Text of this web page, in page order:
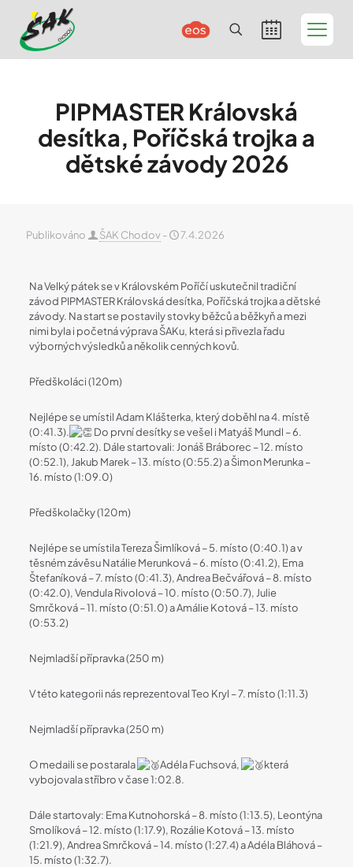
PIPMASTER Královská
desítka, Poříčská trojka a
dětské závody 2026
Publikováno ŠAK Chodov- 7.4.2026
Na Velký pátek se v Královském Poříčí uskutečnil tradiční
závod PIPMASTER Královská desítka, Poříčská trojka a dětské
závody. Na start se postavily stovky běžců a běžkyň a mezi
nimi byla i početná výprava ŠAKu, která si přivezla řadu
výborných výsledků a několik cenných kovů.
Předškoláci (120m)
Nejlépe se umístil Adam Klášterka, který doběhl na 4. místě
(0:41.3).
Do první desítky se vešel i Matyáš Mundl – 6.
místo (0:42.2). Dále startovali: Jonáš Bráborec – 12. místo
(0:52.1), Jakub Marek – 13. místo (0:55.2) a Šimon Merunka –
16. místo (1:09.0)
Předškolačky (120m)
Nejlépe se umístila Tereza Šimlíková – 5. místo (0:40.1) a v
těsném závěsu Natálie Merunková – 6. místo (0:41.2), Ema
Štefaníková – 7. místo (0:41.3), Andrea Bečvářová – 8. místo
(0:42.0), Vendula Rivolová – 10. místo (0:50.7), Julie
Smrčková – 11. místo (0:51.0) a Amálie Kotová – 13. místo
(0:53.2)
Nejmladší přípravka (250 m)
V této kategorii nás reprezentoval Teo Kryl – 7. místo (1:11.3)
Nejmladší přípravka (250 m)
O medaili se postarala Adéla Fuchsová,
která
vybojovala stříbro v čase 1:02.8.
Dále startovaly: Ema Kutnohorská – 8. místo (1:13.5), Leontýna
Smolíková – 12. místo (1:17.9), Rozálie Kotová – 13. místo
(1:21.9), Andrea Smrčková – 14. místo (1:27.4) a Adéla Bláhová –
15. místo (1:32.7).